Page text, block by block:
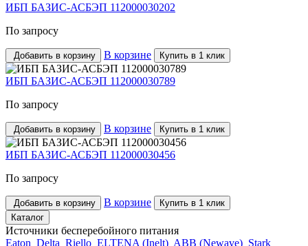
ИБП БАЗИС-АСБЭП 112000030202
По запросу
Добавить в корзину В корзине Купить в 1 клик
ИБП БАЗИС-АСБЭП 112000030789
По запросу
Добавить в корзину В корзине Купить в 1 клик
ИБП БАЗИС-АСБЭП 112000030456
По запросу
Добавить в корзину В корзине
Купить в 1 клик
Каталог
Источники бесперебойного питания
Eaton Delta Riello ELTENA (Inelt) ABB (Newave) Stark